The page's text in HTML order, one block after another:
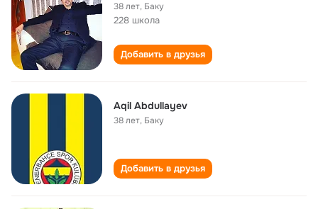
38 лет, Баку
228 школа
Добавить в друзья
Aqil Abdullayev
38 лет, Баку
Добавить в друзья